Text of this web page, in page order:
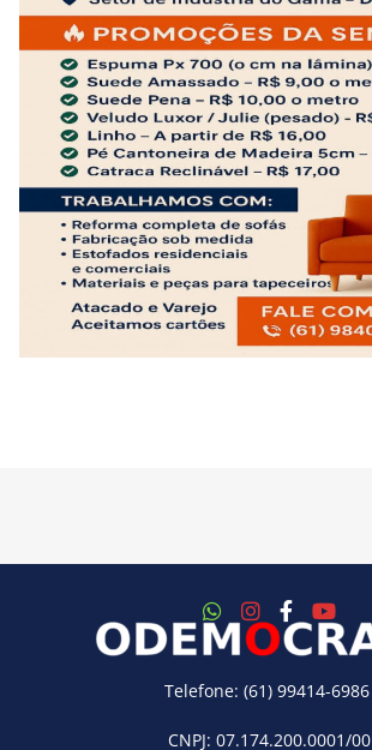
Telefone: (61) 99414-6986
CNPJ: 07.174.200.0001/00